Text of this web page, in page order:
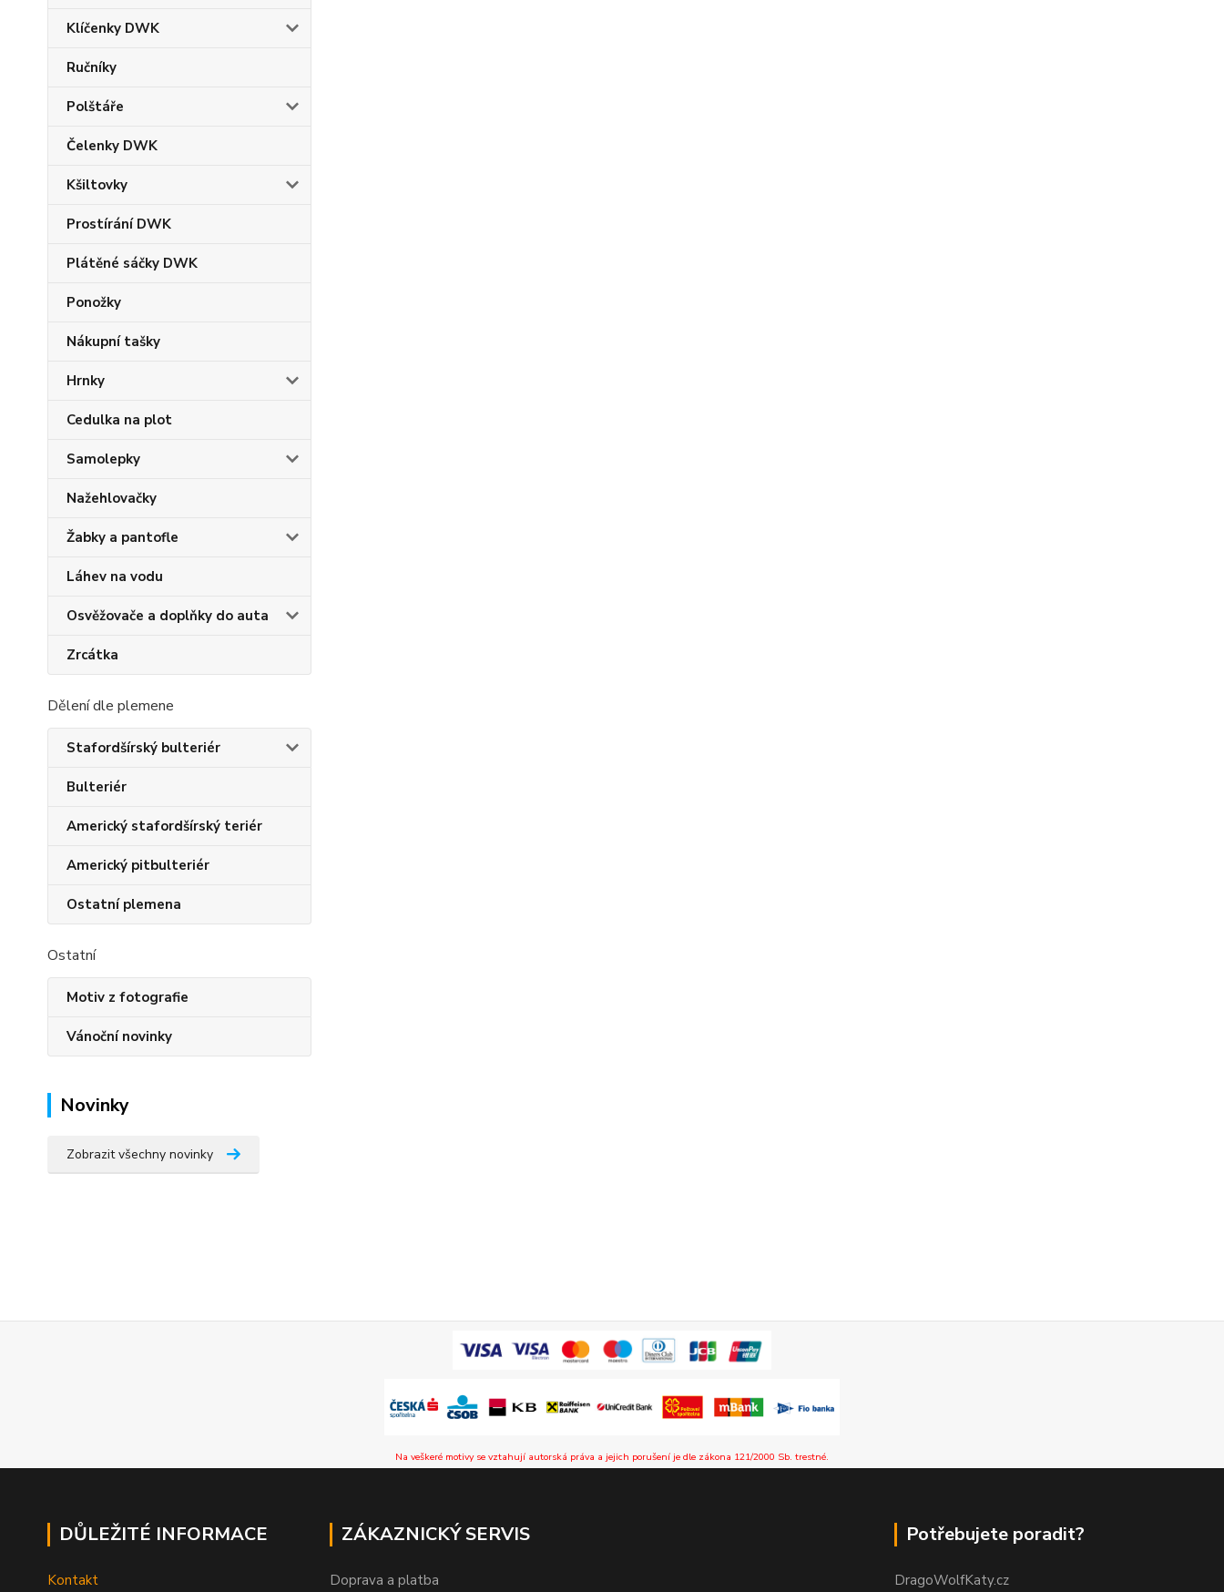
Klíčenky DWK
Ručníky
Polštáře
Čelenky DWK
Kšiltovky
Prostírání DWK
Plátěné sáčky DWK
Ponožky
Nákupní tašky
Hrnky
Cedulka na plot
Samolepky
Nažehlovačky
Žabky a pantofle
Láhev na vodu
Osvěžovače a doplňky do auta
Zrcátka
Dělení dle plemene
Stafordšírský bulteriér
Bulteriér
Americký stafordšírský teriér
Americký pitbulteriér
Ostatní plemena
Ostatní
Motiv z fotografie
Vánoční novinky
Novinky
Zobrazit všechny novinky
Na veškeré motivy se vztahují autorská práva a jejich porušení je dle zákona 121/2000 Sb. trestné.
DŮLEŽITÉ INFORMACE
Kontakt
ZÁKAZNICKÝ SERVIS
Doprava a platba
Potřebujete poradit?
DragoWolfKaty.cz